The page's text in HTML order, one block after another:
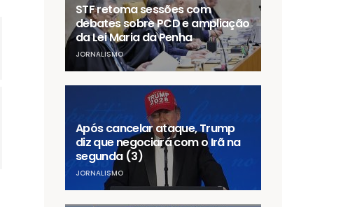
STF retoma sessões com
debates sobre PCD e ampliação
da Lei Maria da Penha
JORNALISMO
Após cancelar ataque, Trump
diz que negociará com o Irã na
segunda (3)
JORNALISMO